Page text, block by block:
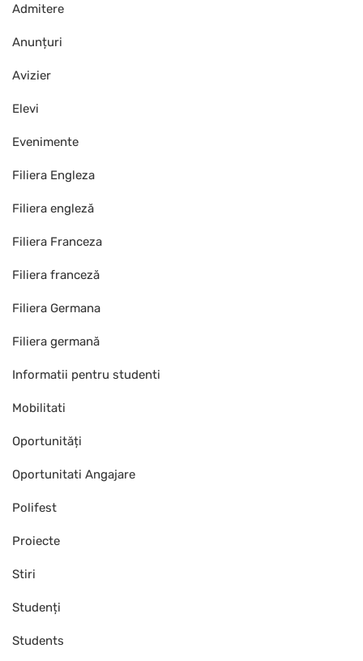
Admitere
Anunțuri
Avizier
Elevi
Evenimente
Filiera Engleza
Filiera engleză
Filiera Franceza
Filiera franceză
Filiera Germana
Filiera germană
Informatii pentru studenti
Mobilitati
Oportunități
Oportunitati Angajare
Polifest
Proiecte
Stiri
Studenți
Students